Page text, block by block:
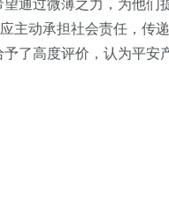
通过微薄之力，为他们
主动承担社会责任，传递
予了高度评价，认为平安